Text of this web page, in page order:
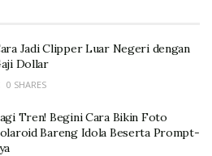
Jadi Clipper Luar Negeri dengan
Dollar
0 SHARES
Tren! Begini Cara Bikin Foto
Bareng Idola Beserta Prompt-